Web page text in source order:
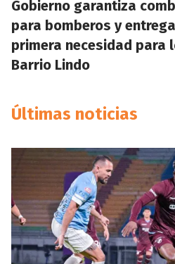
Gobierno garantiza
para bomberos y
primera necesidad para
Barrio Lindo
Últimas noticias